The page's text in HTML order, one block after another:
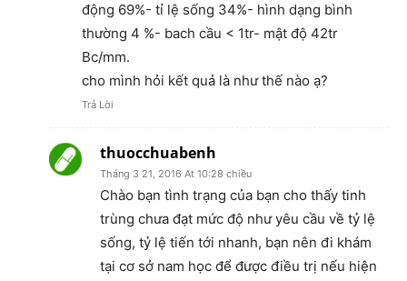
động 69%- tỉ lệ sống 34%- hình dạng bình
thường 4 %- bach cầu < 1tr- mật độ 42tr
Bc/mm.
cho mình hỏi kết quả là như thế nào ạ?
Trả Lời
thuocchuabenh
Tháng 3 21, 2016 At 10:28 chiều
Chào bạn tình trạng của bạn cho thấy tinh
trùng chưa đạt mức độ như yêu cầu về tỷ lệ
sống, tỷ lệ tiến tới nhanh, bạn nên đi khám
tại cơ sở nam học để được điều trị nếu hiện